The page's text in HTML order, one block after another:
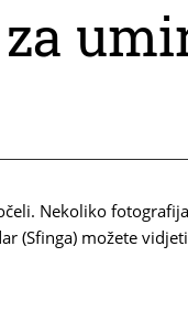
Nekoliko
(Sfinga) možete